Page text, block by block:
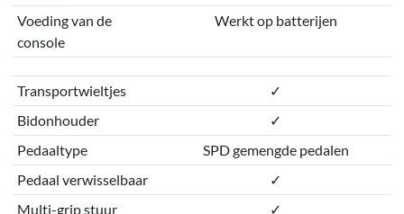
Voeding van de
console
Werkt op batterijen
Transportwieltjes
✓
Bidonhouder
✓
Pedaaltype
SPD gemengde pedalen
Pedaal verwisselbaar
✓
Multi-grip stuur
✓